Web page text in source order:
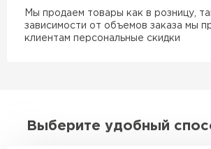
Мы продаем товары как в розницу,
зависимости от объемов заказа мы
клиентам персональные скидки
Выберите удобный